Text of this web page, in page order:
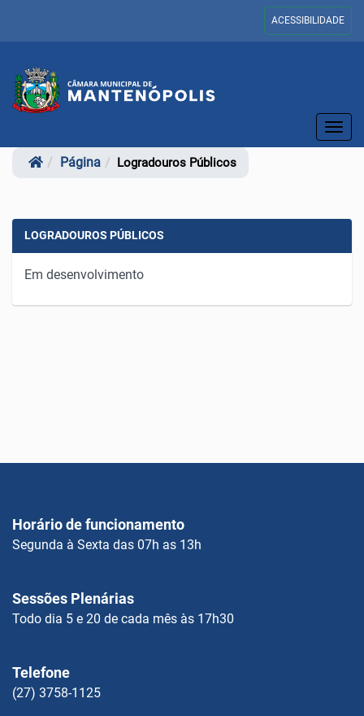
ACESSIBILIDADE
Página Logradouros Públicos
LOGRADOUROS PÚBLICOS
Em desenvolvimento
Horário de funcionamento
Segunda à Sexta das 07h as 13h
Sessões Plenárias
Todo dia 5 e 20 de cada mês às 17h30
Telefone
(27) 3758-1125